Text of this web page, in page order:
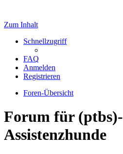
Zum Inhalt
Schnellzugriff
FAQ
Anmelden
Registrieren
Foren-Übersicht
Forum für (ptbs)-
Assistenzhunde